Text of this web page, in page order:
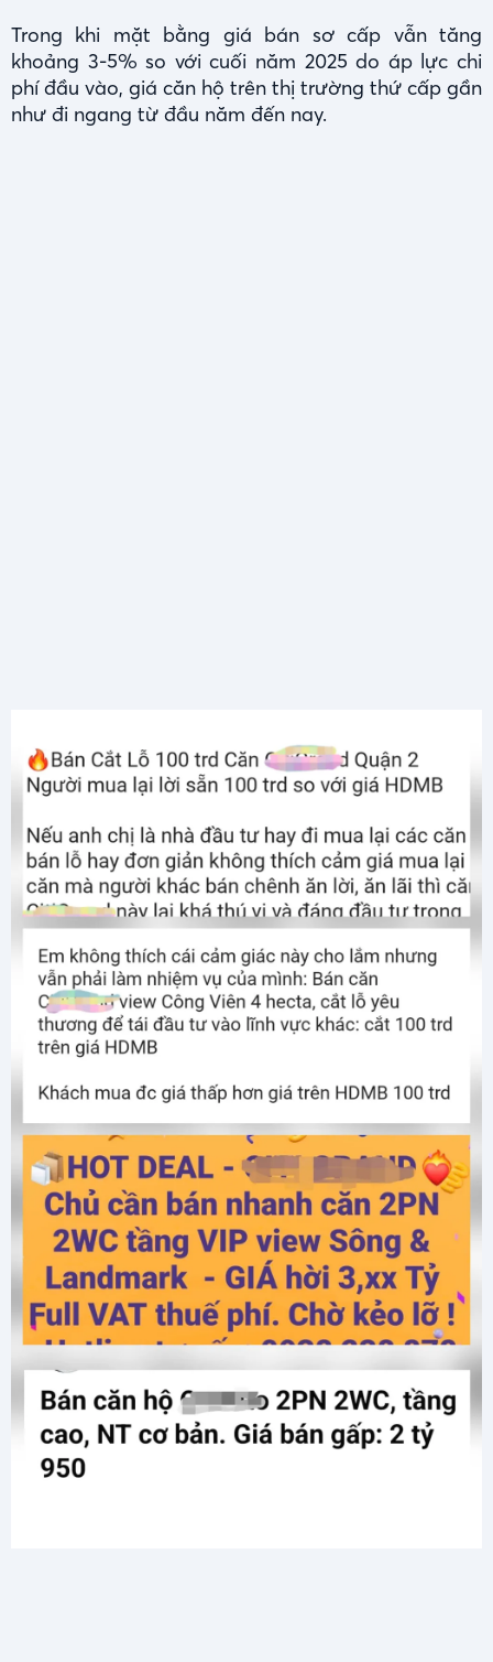
Trong khi mặt bằng giá bán sơ cấp vẫn tăng
khoảng 3-5% so với cuối năm 2025 do áp lực chi
phí đầu vào, giá căn hộ trên thị trường thứ cấp gần
như đi ngang từ đầu năm đến nay.